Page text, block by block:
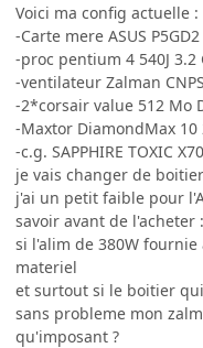
Voici ma config actuelle :
-Carte mere ASUS P5GD2
-proc pentium 4 540J 3.2
-ventilateur Zalman
-2*corsair value 512 Mo
-Maxtor DiamondMax 10
-c.g. SAPPHIRE TOXIC
je vais changer de
j'ai un petit faible pour
savoir avant de l'acheter :
si l'alim de 380W
materiel
et surtout si le boitier
sans probleme mon
qu'imposant ?